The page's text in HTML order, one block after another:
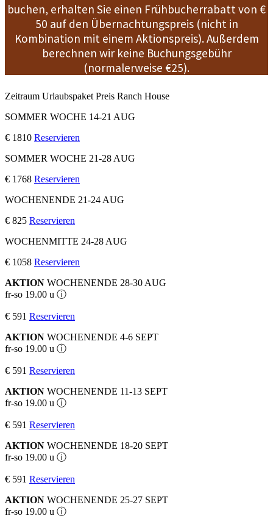
buchen, erhalten Sie einen Frühbucherrabatt von €
50 auf den Übernachtungspreis (nicht in
Kombination mit einem Aktionspreis). Außerdem
berechnen wir keine Buchungsgebühr
(normalerweise €25).
Zeitraum Urlaubspaket Preis Ranch House
SOMMER WOCHE 14-21 AUG
€ 1810 Reservieren
SOMMER WOCHE 21-28 AUG
€ 1768 Reservieren
WOCHENENDE 21-24 AUG
€ 825 Reservieren
WOCHENMITTE 24-28 AUG
€ 1058 Reservieren
AKTION WOCHENENDE 28-30 AUG
fr-so 19.00 u ⓘ
€ 591 Reservieren
AKTION WOCHENENDE 4-6 SEPT
fr-so 19.00 u ⓘ
€ 591 Reservieren
AKTION WOCHENENDE 11-13 SEPT
fr-so 19.00 u ⓘ
€ 591 Reservieren
AKTION WOCHENENDE 18-20 SEPT
fr-so 19.00 u ⓘ
€ 591 Reservieren
AKTION WOCHENENDE 25-27 SEPT
fr-so 19.00 u ⓘ